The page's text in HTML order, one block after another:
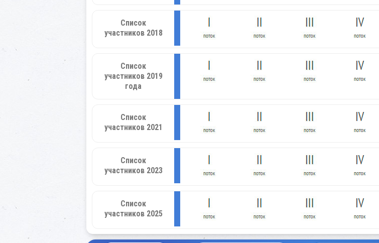
Список
участников 2018
Список
участников 2019
года
Список
участников 2021
Список
участников 2023
Список
участников 2025